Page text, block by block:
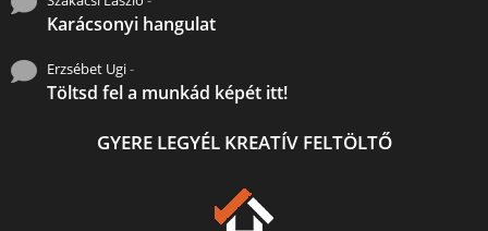
Karácsonyi hangulat
Erzsébet Ugi-
Töltsd fel a munkád képét itt!
GYERE LEGYÉL KREATÍV FELTÖLTŐ